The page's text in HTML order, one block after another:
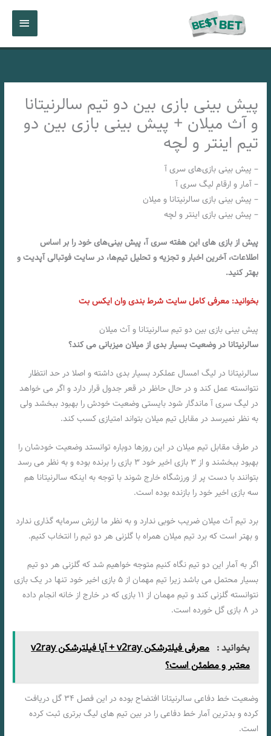
اصلی
پیش بینی بازی بین دو تیم سالرنیتانا
و آث میلان + پیش بینی بازی بین دو
تیم اینتر و لچه
– پیش‌ بینی بازی‌های سری آ
– آمار و ارقام لیگ سری آ
– پیش‌ بینی بازی سالرنیتانا و میلان
– پیش‌ بینی بازی اینتر و لچه
پیش از بازی‌ های این هفته سری آ، پیش‌ بینی‌های خود را بر اساس
اطلاعات، آخرین اخبار و تجزیه و تحلیل تیم‌ها، در سایت فوتبالی آپدیت و
بهتر کنید.
بخوانید: معرفی کامل سایت شرط بندی وان ایکس بت
پیش بینی بازی بین دو تیم سالرنیتانا و آث میلان
سالرنیتانا در وضعیت بسیار بدی از میلان میزبانی می کند؟
سالرنیتانا در لیگ امسال عملکرد بسیار بدی داشته و اصلا در حد انتظار
نتوانسته عمل کند و در حال حاظر در قعر جدول قرار دارد و اگر می خواهد
در لیگ سری آ ماندگار شود بایستی وضعیت خودش را بهبود ببخشد ولی
به نظر نمیرسد در مقابل تیم میلان بتواند امتیازی کسب کند.
در طرف مقابل تیم میلان در این روزها دوباره توانستد وضعیت خودشان را
بهبود ببخشند و از ۳ بازی اخیر خود ۳ بازی را برنده بوده و به نظر می رسد
بتوانند با دست پر از ورزشگاه خارج شوند با توجه به اینکه سالرنیتانا هم
سه بازی اخیر خود را بازنده بوده است.
برد تیم آث میلان ضریب خوبی ندارد و به نظر ما ارزش سرمایه گذاری ندارد
و بهتر است که برد تیم میلان همراه با گلزنی هر دو تیم را انتخاب کنیم.
اگر به آمار این دو تیم نگاه کنیم متوجه خواهیم شد که گلزنی هر دو تیم
بسیار محتمل می باشد زیرا تیم مهمان از ۵ بازی اخیر خود تنها در یک بازی
نتوانسته گلزنی کند و تیم مهمان از ۱۱ بازی که در خارج از خانه انجام داده
در ۸ بازی گل خورده است.
بخوانید :
معرفی فیلترشکن v2ray + آیا فیلترشکن v2ray
معتبر و مطمئن است؟
وضعیت خط دفاعی سالرنیتانا افتضاح بوده در این فصل ۳۴ گل دریافت
کرده و بدترین آمار خط دفاعی را در بین تیم های لیگ برتری ثبت کرده
است.